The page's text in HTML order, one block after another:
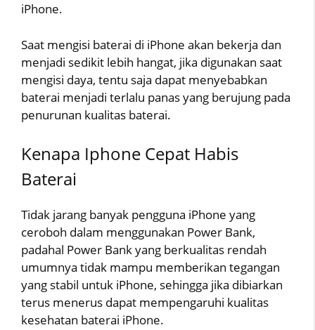
iPhone.
Saat mengisi baterai di iPhone akan bekerja dan
menjadi sedikit lebih hangat, jika digunakan saat
mengisi daya, tentu saja dapat menyebabkan
baterai menjadi terlalu panas yang berujung pada
penurunan kualitas baterai.
Kenapa Iphone Cepat Habis
Baterai
Tidak jarang banyak pengguna iPhone yang
ceroboh dalam menggunakan Power Bank,
padahal Power Bank yang berkualitas rendah
umumnya tidak mampu memberikan tegangan
yang stabil untuk iPhone, sehingga jika dibiarkan
terus menerus dapat mempengaruhi kualitas
kesehatan baterai iPhone.